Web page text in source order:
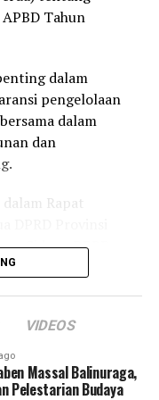
Pemersatu
Tahun
dalam
pengelolaan
dalam
dan
Rapat
Sidang DPRD
apresiasi
dan
dan Badan
maksimal dalam
VIDEOS
Massal Balinuraga,
Pelestarian Budaya